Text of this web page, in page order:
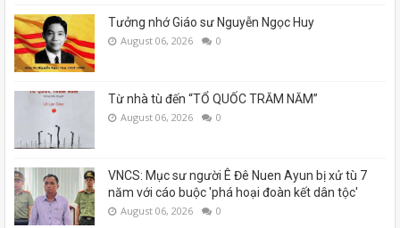
Tưởng nhớ Giáo sư Nguyễn Ngọc Huy
August 06, 2026 0
Từ nhà tù đến “TỔ QUỐC TRĂM NĂM”
August 06, 2026 0
VNCS: Mục sư người Ê Đê Nuen Ayun bị xử tù 7
năm với cáo buộc 'phá hoại đoàn kết dân tộc'
August 06, 2026 0